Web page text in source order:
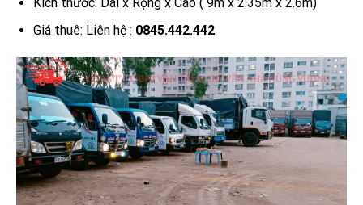
Giá thuê: Liên hệ : 0845.442.442